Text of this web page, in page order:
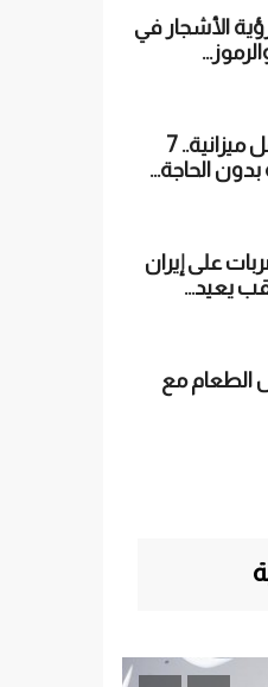
الأشجار في
صيفك ممتع بأقل ميزانية.. 7
الحاجة...
على إيران
يعيد...
الطعام مع